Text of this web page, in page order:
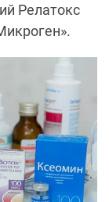
Релатокс